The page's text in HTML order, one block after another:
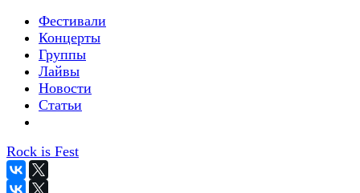
Фестивали
Концерты
Группы
Лайвы
Новости
Статьи
Rock is Fest